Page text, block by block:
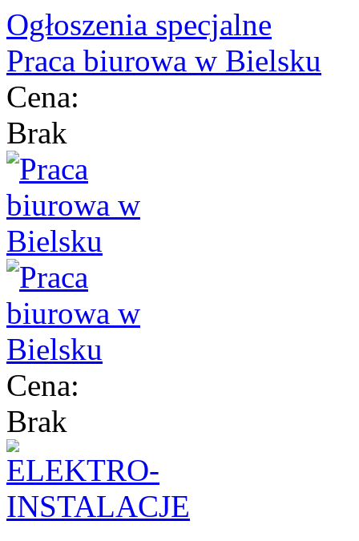
Ogłoszenia specjalne
Praca biurowa w Bielsku
Cena:
Brak
Cena:
Brak